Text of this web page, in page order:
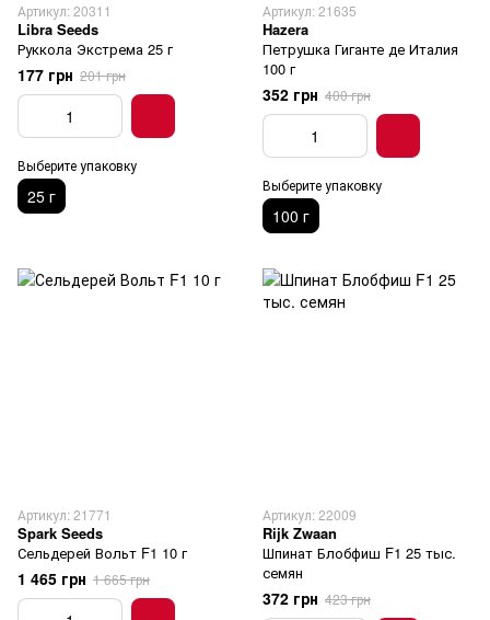
Артикул: 20311
Libra Seeds
Руккола Экстрема 25 г
177 грн 201 грн
Выберите упаковку
25 г
Артикул: 21635
Hazera
Петрушка Гиганте де Италия
100 г
352 грн 400 грн
Выберите упаковку
100 г
Артикул: 21771
Spark Seeds
Сельдерей Вольт F1 10 г
1 465 грн 1 665 грн
Артикул: 22009
Rijk Zwaan
Шпинат Блобфиш F1 25 тыс.
семян
372 грн 423 грн